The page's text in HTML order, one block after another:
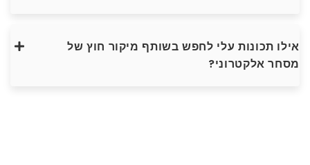
אילו תכונות עלי לחפש בשותף מיקור חוץ של
מסחר אלקטרוני?